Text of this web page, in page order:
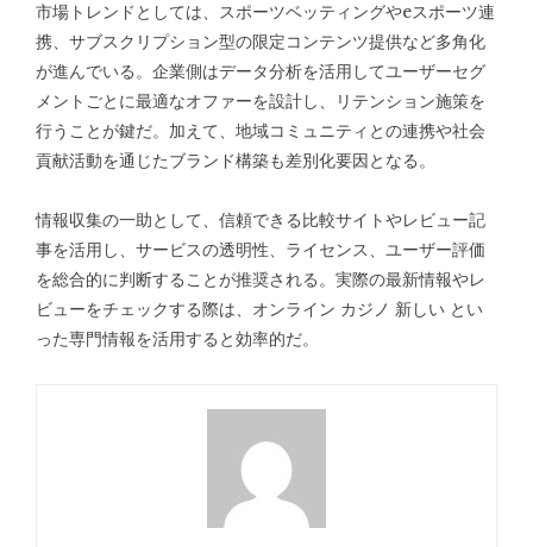
市場トレンドとしては、スポーツベッティングやeスポーツ連
携、サブスクリプション型の限定コンテンツ提供など多角化
が進んでいる。企業側はデータ分析を活用してユーザーセグ
メントごとに最適なオファーを設計し、リテンション施策を
行うことが鍵だ。加えて、地域コミュニティとの連携や社会
貢献活動を通じたブランド構築も差別化要因となる。
情報収集の一助として、信頼できる比較サイトやレビュー記
事を活用し、サービスの透明性、ライセンス、ユーザー評価
を総合的に判断することが推奨される。実際の最新情報やレ
ビューをチェックする際は、 オンライン カジノ 新しい とい
った専門情報を活用すると効率的だ。